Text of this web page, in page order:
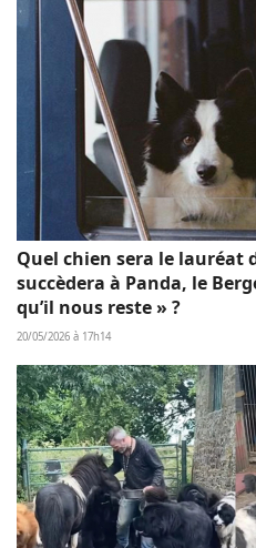
Quel chien sera le lauréat
succèdera à Panda, le
qu’il nous reste » ?
20/05/2026 à 17h14